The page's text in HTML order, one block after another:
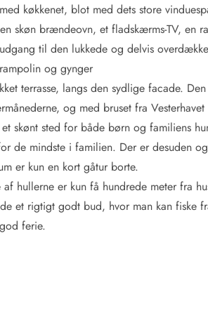
køkkenet, blot med dets store
skøn brændeovn, et fladskærms-TV, en
til den lukkede og delvis
og gynger
terrasse, langs den sydlige facade.
og med bruset fra
skønt sted for både børn og familiens
de mindste i familien. Der er desuden
er kun en kort gåtur borte.
hullerne er kun få hundrede meter fra
et rigtigt godt bud, hvor man kan fiske
ferie.